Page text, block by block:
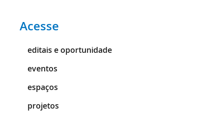
Acesse
editais e oportunidade
eventos
espaços
projetos